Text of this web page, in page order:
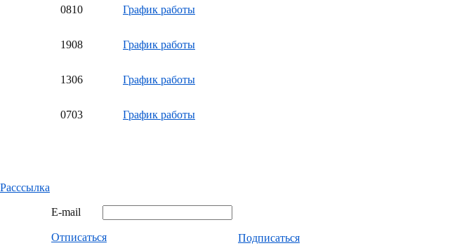
0810 График работы
1908 График работы
1306 График работы
0703 График работы
Расссылка
E-mail
Отписаться Подписаться